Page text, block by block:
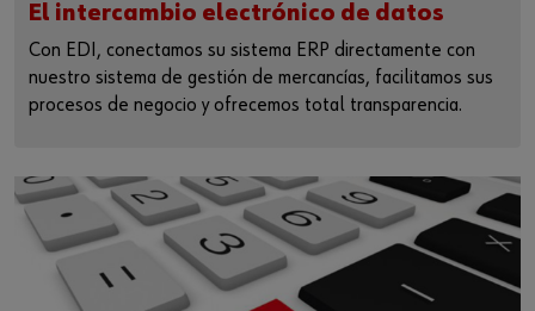
El intercambio electrónico de datos
Con EDI, conectamos su sistema ERP directamente con
nuestro sistema de gestión de mercancías, facilitamos sus
procesos de negocio y ofrecemos total transparencia.